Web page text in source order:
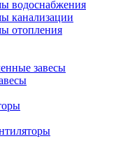
водоснабжения
канализации
отопления
завесы